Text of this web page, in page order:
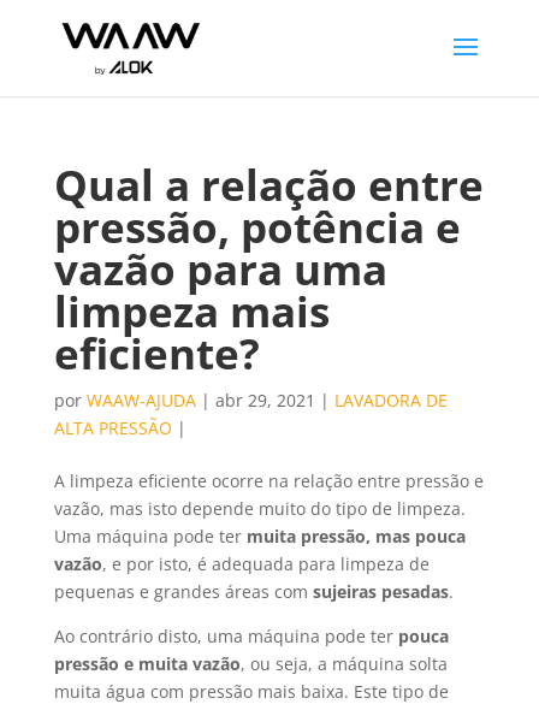
Qual a relação entre
pressão, potência e
vazão para uma
limpeza mais
eficiente?
por WAAW-AJUDA| abr 29, 2021 | LAVADORA DE
ALTA PRESSÃO |
A limpeza eficiente ocorre na relação entre pressão e
vazão, mas isto depende muito do tipo de limpeza.
Uma máquina pode ter muita pressão, mas pouca
vazão, e por isto, é adequada para limpeza de
pequenas e grandes áreas com sujeiras pesadas.
Ao contrário disto, uma máquina pode ter pouca
pressão e muita vazão, ou seja, a máquina solta
muita água com pressão mais baixa. Este tipo de